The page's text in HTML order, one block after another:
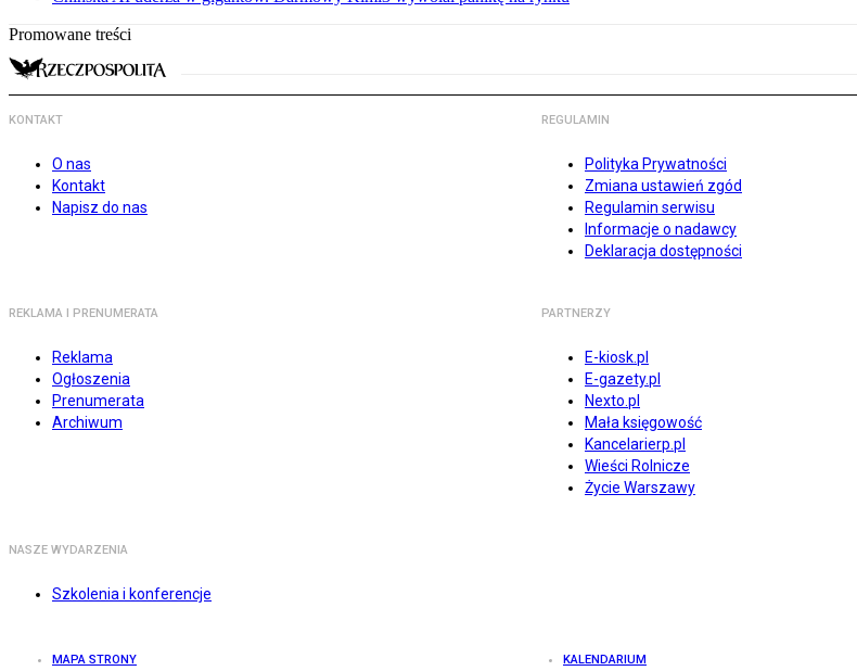
Promowane treści
KONTAKT
O nas
Kontakt
Napisz do nas
REGULAMIN
Polityka Prywatności
Zmiana ustawień zgód
Regulamin serwisu
Informacje o nadawcy
Deklaracja dostępności
REKLAMA I PRENUMERATA
Reklama
Ogłoszenia
Prenumerata
Archiwum
PARTNERZY
E-kiosk.pl
E-gazety.pl
Nexto.pl
Mała księgowość
Kancelarierp.pl
Wieści Rolnicze
Życie Warszawy
NASZE WYDARZENIA
Szkolenia i konferencje
MAPA STRONY KALENDARIUM